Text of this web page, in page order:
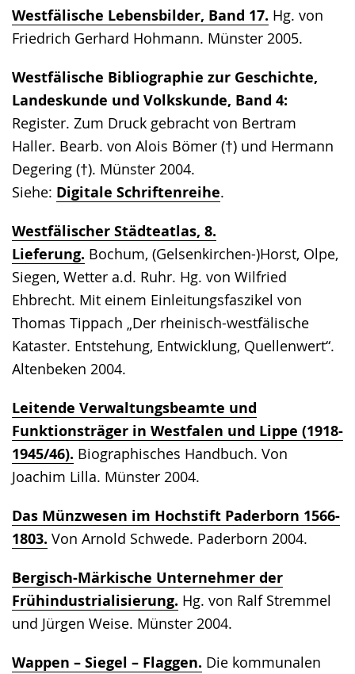
Westfälische Lebensbilder, Band 17. Hg. von
Friedrich Gerhard Hohmann. Münster 2005.
Westfälische Bibliographie zur Geschichte,
Landeskunde und Volkskunde, Band 4:
Register. Zum Druck gebracht von Bertram
Haller. Bearb. von Alois Bömer (†) und Hermann
Degering (†). Münster 2004.
Siehe: Digitale Schriftenreihe.
Westfälischer Städteatlas, 8.
Lieferung. Bochum, (Gelsenkirchen-)Horst, Olpe,
Siegen, Wetter a.d. Ruhr. Hg. von Wilfried
Ehbrecht. Mit einem Einleitungsfaszikel von
Thomas Tippach „Der rheinisch-westfälische
Kataster. Entstehung, Entwicklung, Quellenwert“.
Altenbeken 2004.
Leitende Verwaltungsbeamte und
Funktionsträger in Westfalen und Lippe (1918-
1945/46). Biographisches Handbuch. Von
Joachim Lilla. Münster 2004.
Das Münzwesen im Hochstift Paderborn 1566-
1803. Von Arnold Schwede. Paderborn 2004.
Bergisch-Märkische Unternehmer der
Frühindustrialisierung. Hg. von Ralf Stremmel
und Jürgen Weise. Münster 2004.
Wappen – Siegel – Flaggen. Die kommunalen